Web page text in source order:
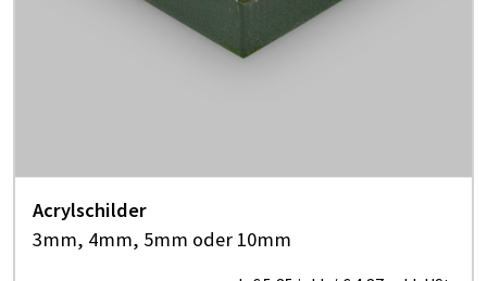
Acrylschilder
3mm, 4mm, 5mm oder 10mm